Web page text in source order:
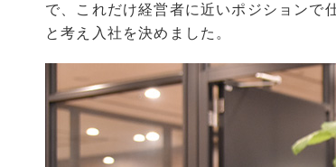
で、これだけ経営者に近いポジションで
と考え入社を決めました。